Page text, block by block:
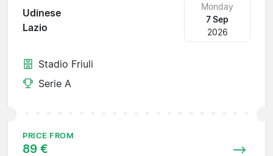
Udinese
Lazio
Monday
7 Sep
2026
Stadio Friuli
Serie A
PRICE FROM
89 €